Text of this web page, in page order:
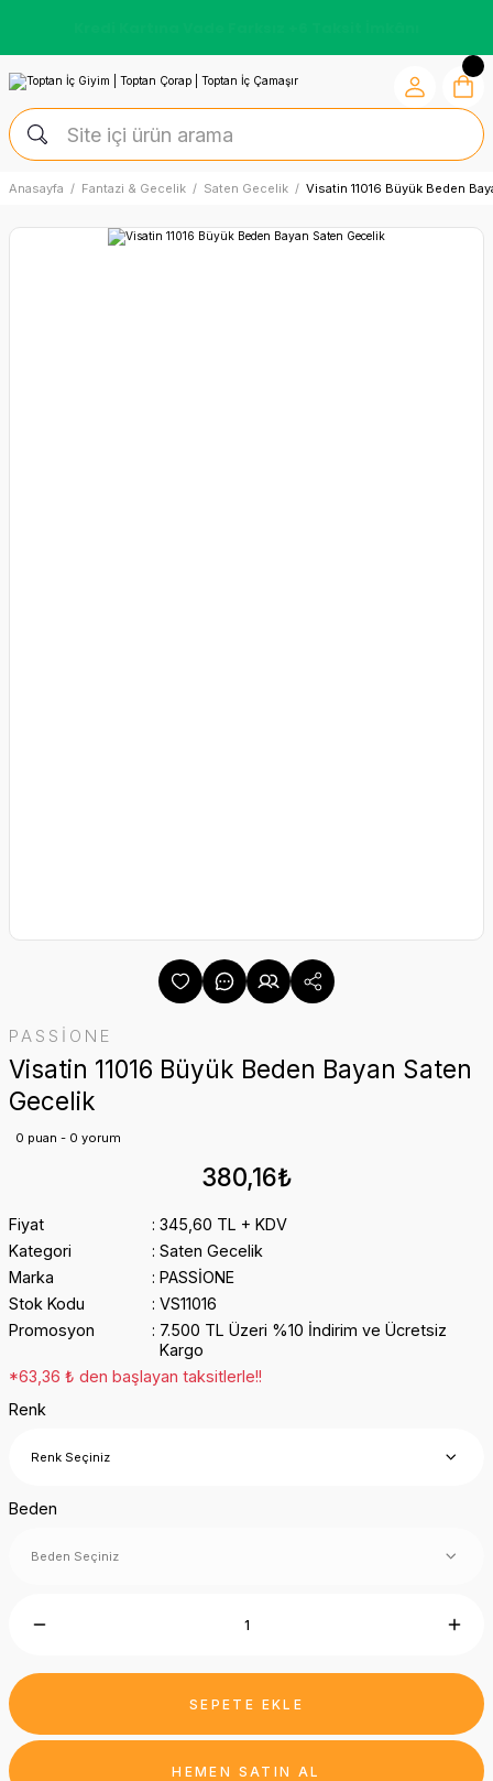
Anasayfa Fantazi & Gecelik Saten Gecelik Visatin 11016 Büyük Beden
PASSİONE
Visatin 11016 Büyük Beden Bayan Saten
Gecelik
0 puan - 0 yorum
380,16₺
Fiyat
345,60 TL + KDV
Kategori
Saten Gecelik
Marka
PASSİONE
Stok Kodu
VS11016
Promosyon
7.500 TL Üzeri %10 İndirim ve Ücretsiz
Kargo
*63,36 ₺ den başlayan taksitlerle!!
Renk
Beden
SEPETE EKLE
HEMEN SATIN AL